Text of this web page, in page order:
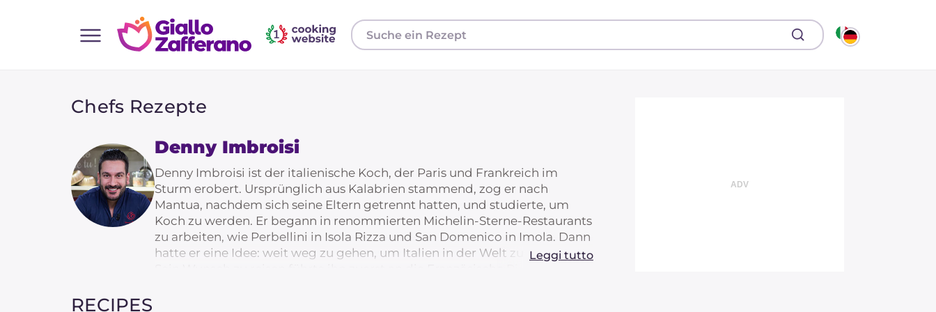
Alle Rezepte
Hauptgerichte
Chefs Rezepte
Denny Imbroisi
Denny Imbroisi ist der italienische Koch, der Paris und Frankreich im
Sturm erobert. Ursprünglich aus Kalabrien stammend, zog er nach
Mantua, nachdem sich seine Eltern getrennt hatten, und studierte, um
Koch zu werden. Er begann in renommierten Michelin-Sterne-Restaurants
zu arbeiten, wie Perbellini in Isola Rizza und San Domenico in Imola. Dann
hatte er eine Idee: weit weg zu gehen, um Italien in der Welt zu vertreten.
Leggi tutto
RECIPES